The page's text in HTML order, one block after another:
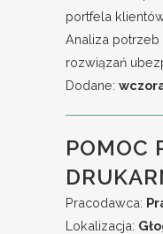
portfela
Analiza
rozwiązań
Dodane:
POMOC
Pracodawca:
Lokalizacja: